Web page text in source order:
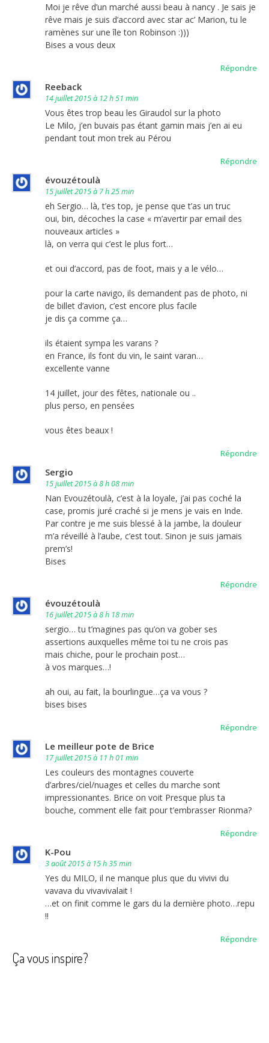
Moi je rêve d’un marché aussi beau à nancy . Je sais je
rêve mais je suis d’accord avec star ac’ Marion, tu le
ramènes sur une île ton Robinson :)))
Bises a vous deux
Répondre
Reeback
14 juillet 2015 à 12 h 51 min
Vous êtes trop beau les Giraudol sur la photo
Le Milo, j’en buvais pas étant gamin mais j’en ai eu
pendant tout mon trek au Pérou
Répondre
évouzétoulà
15 juillet 2015 à 7 h 25 min
eh Sergio… là, t’es top, je pense que t’as un truc
oui, bin, décoches la case « m’avertir par email des
nouveaux articles »
là, on verra qui c’est le plus fort…
et oui d’accord, pas de foot, mais y a le vélo…
pour la carte navigo, ils demandent pas de photo, ni
de billet d’avion, c’est encore plus facile
je dis ça comme ça…
ils étaient sympa les varans ?
en France, ils font du vin, le saint varan…
excellente vanne
14 juillet, jour des fêtes, nationale ou ..
plus perso, en pensées
vous êtes beaux !
Répondre
Sergio
15 juillet 2015 à 8 h 08 min
Nan Evouzétoulà, c’est à la loyale, j’ai pas coché la
case, promis juré craché si je mens je vais en Inde.
Par contre je me suis blessé à la jambe, la douleur
m’a réveillé à l’aube, c’est tout. Sinon je suis jamais
prem’s!
Bises
Répondre
évouzétoulà
16 juillet 2015 à 8 h 18 min
sergio… tu t’magines pas qu’on va gober ses
assertions auxquelles même toi tu ne crois pas
mais chiche, pour le prochain post…
à vos marques…!
ah oui, au fait, la bourlingue…ça va vous ?
bises bises
Répondre
Le meilleur pote de Brice
17 juillet 2015 à 11 h 01 min
Les couleurs des montagnes couverte
d’arbres/ciel/nuages et celles du marche sont
impressionantes. Brice on voit Presque plus ta
bouche, comment elle fait pour t’embrasser Rionma?
Répondre
K-Pou
3 août 2015 à 15 h 35 min
Yes du MILO, il ne manque plus que du vivivi du
vavava du vivavivalait !
…et on finit comme le gars du la dernière photo…repu
!!
Répondre
Ça vous inspire?